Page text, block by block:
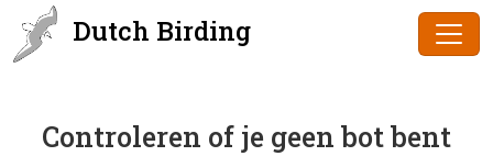
Dutch Birding
Controleren of je geen bot bent